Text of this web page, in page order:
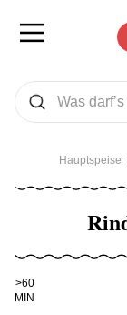
Was wollen Sie suchen
Suchen
Hauptspeise
Kochdauer
>60
MIN